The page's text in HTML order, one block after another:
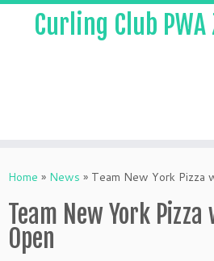
to
Curling Club
Home » News » Team New York Pizza
Team New York
Open